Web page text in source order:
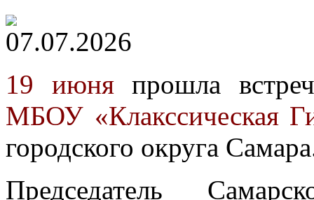
07.07.2026
19 июняпрошла
МБОУ «Клакссическая
городского округа
Председатель